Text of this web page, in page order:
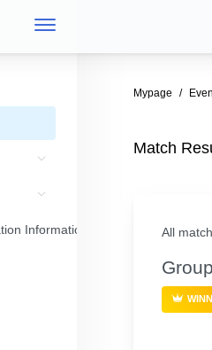
Information
Mypage
Match
All